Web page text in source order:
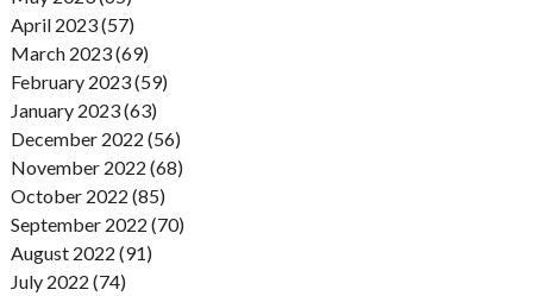
April 2023 (57)
March 2023 (69)
February 2023 (59)
January 2023 (63)
December 2022 (56)
November 2022 (68)
October 2022 (85)
September 2022 (70)
August 2022 (91)
July 2022 (74)